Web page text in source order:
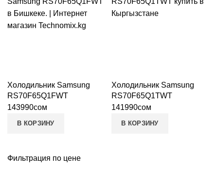
Фильтрация по цене
Холодильник Samsung
RS70F65Q1FWT
143990сом
В КОРЗИНУ
Холодильник Samsung
RS70F65Q1TWT
141990сом
В КОРЗИНУ